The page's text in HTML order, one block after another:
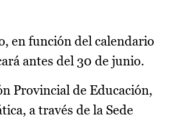
en función del calendario
antes del 30 de junio.
Provincial de Educación,
a través de la Sede